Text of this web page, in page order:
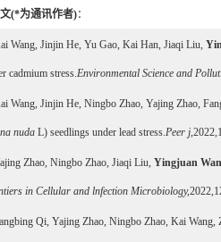
(*为通讯作者)：
Wang, Jinjin He, Yu Gao, Kai Han, Jiaqi Liu,
cadmium stress.Environmental Science and
Wang, Jinjin He, Ningbo Zhao, Yajing Zhao,
nuda L) seedlings under lead stress.Peer j
Zhao, Ningbo Zhao, Jiaqi Liu, Yingjuan
in Cellular and lnfection Microbiology,
Qi, Yajing Zhao, Ningbo Zhao, Kai Wang,